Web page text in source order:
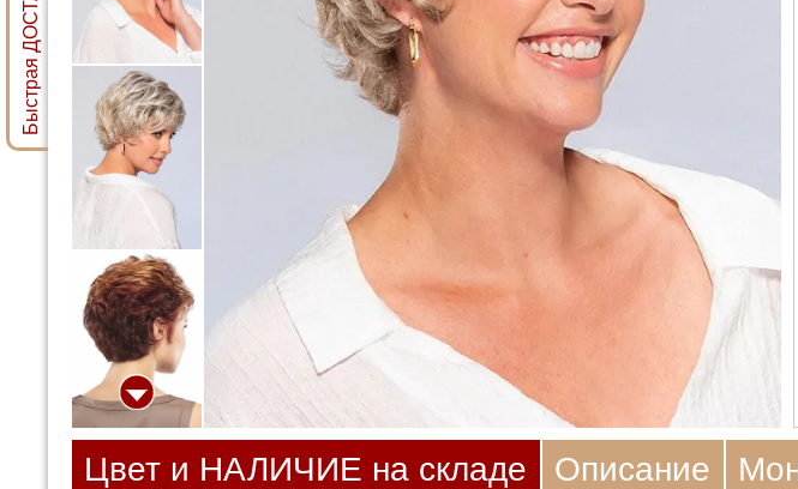
Цвет и НАЛИЧИЕ на складе Описание